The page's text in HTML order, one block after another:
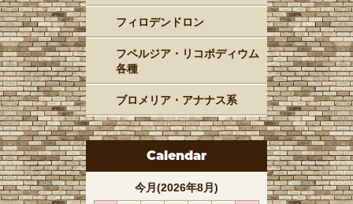
フィロデンドロン
フペルジア・リコポディウム
各種
ブロメリア・アナナス系
Calendar
今月(2026年8月)